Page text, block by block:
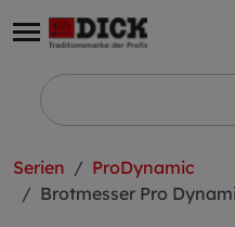
Serien
ProDynamic
Brotmesser Pro